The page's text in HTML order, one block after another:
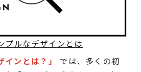
プルなデザインとは
インとは？」
では、多くの初